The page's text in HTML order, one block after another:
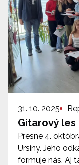
31. 10. 2025
Gitarový
Presne 4.
Ursiny. Jeho
formuje nás. Aj